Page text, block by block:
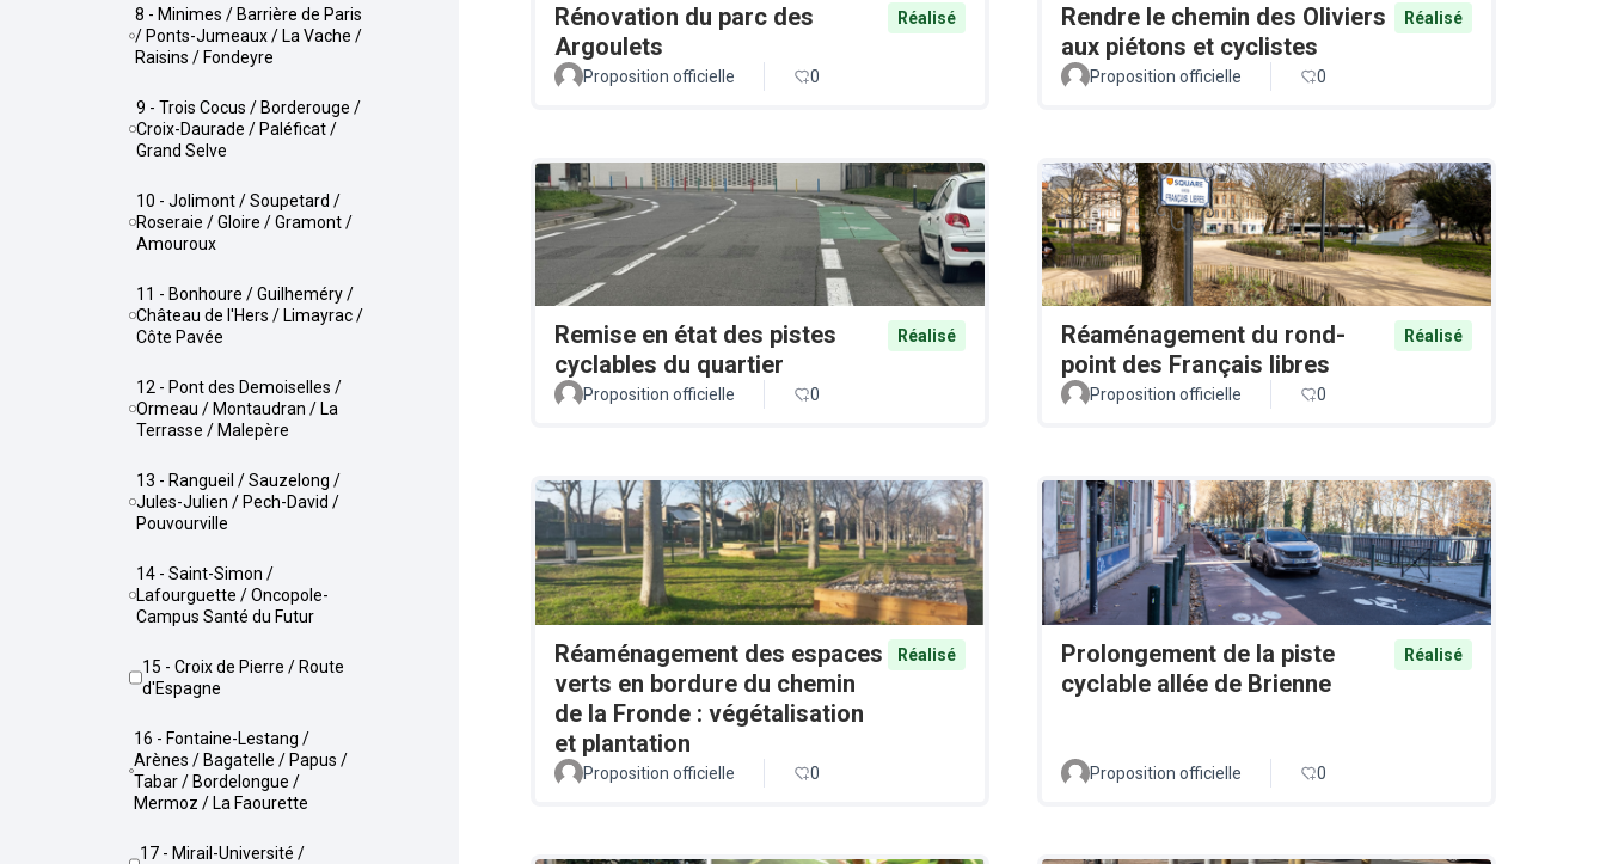
8 - Minimes / Barrière de Paris
/ Ponts-Jumeaux / La Vache /
Raisins / Fondeyre
9 - Trois Cocus / Borderouge /
Croix-Daurade / Paléficat /
Grand Selve
10 - Jolimont / Soupetard /
Roseraie / Gloire / Gramont /
Amouroux
11 - Bonhoure / Guilheméry /
Château de l'Hers / Limayrac /
Côte Pavée
12 - Pont des Demoiselles /
Ormeau / Montaudran / La
Terrasse / Malepère
13 - Rangueil / Sauzelong /
Jules-Julien / Pech-David /
Pouvourville
14 - Saint-Simon /
Lafourguette / Oncopole-
Campus Santé du Futur
15 - Croix de Pierre / Route
d'Espagne
16 - Fontaine-Lestang /
Arènes / Bagatelle / Papus /
Tabar / Bordelongue /
Mermoz / La Faourette
17 - Mirail-Université /
Rénovation du parc des
Argoulets
Réalisé
Proposition officielle 0
Rendre le chemin des Oliviers
aux piétons et cyclistes
Réalisé
Proposition officielle 0
Remise en état des pistes
cyclables du quartier
Réalisé
Proposition officielle 0
Réaménagement du rond-
point des Français libres
Réalisé
Proposition officielle 0
Réaménagement des espaces
verts en bordure du chemin
de la Fronde : végétalisation
et plantation
Réalisé
Proposition officielle 0
Prolongement de la piste
cyclable allée de Brienne
Réalisé
Proposition officielle 0